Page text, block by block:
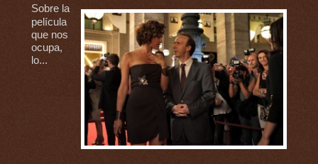
Sobre la
película
que nos
ocupa,
lo...